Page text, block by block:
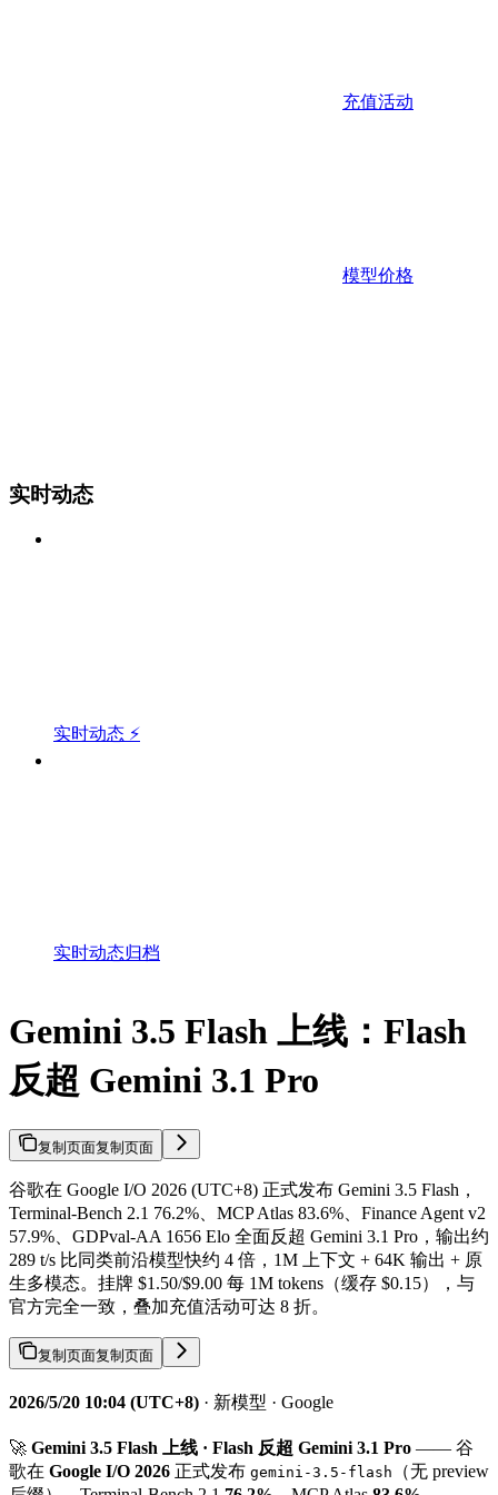
充值活动
模型价格
实时动态
实时动态 ⚡
实时动态归档
Gemini 3.5 Flash 上线：Flash
反超 Gemini 3.1 Pro
复制页面复制页面
谷歌在 Google I/O 2026 (UTC+8) 正式发布 Gemini 3.5 Flash，
Terminal-Bench 2.1 76.2%、MCP Atlas 83.6%、Finance Agent v2
57.9%、GDPval-AA 1656 Elo 全面反超 Gemini 3.1 Pro，输出约
289 t/s 比同类前沿模型快约 4 倍，1M 上下文 + 64K 输出 + 原
生多模态。挂牌 $1.50/$9.00 每 1M tokens（缓存 $0.15），与
官方完全一致，叠加充值活动可达 8 折。
复制页面复制页面
2026/5/20 10:04 (UTC+8) · 新模型 · Google
🚀 Gemini 3.5 Flash 上线 · Flash 反超 Gemini 3.1 Pro —— 谷
歌在 Google I/O 2026 正式发布 gemini-3.5-flash
（无 preview